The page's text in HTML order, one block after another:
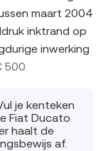
maart 2004
inktrand op
inwerking
500.
je kenteken
Fiat Ducato
haalt de
af.